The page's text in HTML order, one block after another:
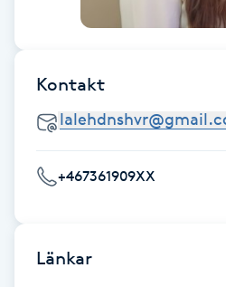
Funktionsanalys
Färgning
Föning
G
Gel naglar
Kontakt
+467361909XX
Länkar